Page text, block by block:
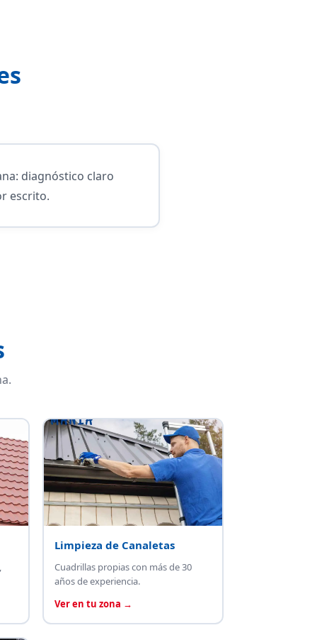
diagnóstico claro
escrito.
Limpieza de Canaletas
Cuadrillas propias con más de 30
años de experiencia.
Ver en tu zona →